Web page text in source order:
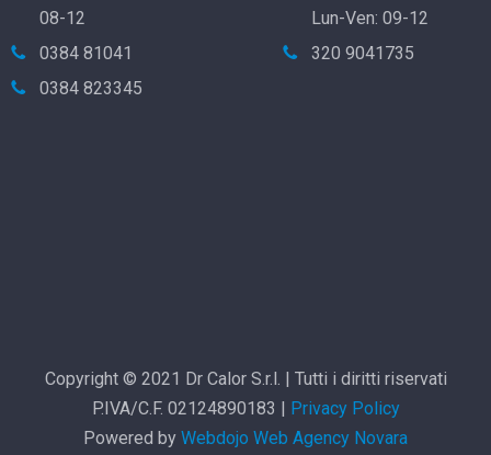
08-12
0384 81041
0384 823345
Lun-Ven: 09-12
320 9041735
Copyright © 2021 Dr Calor S.r.l. | Tutti i diritti riservati
P.IVA/C.F. 02124890183 | Privacy Policy
Powered by Webdojo Web Agency Novara